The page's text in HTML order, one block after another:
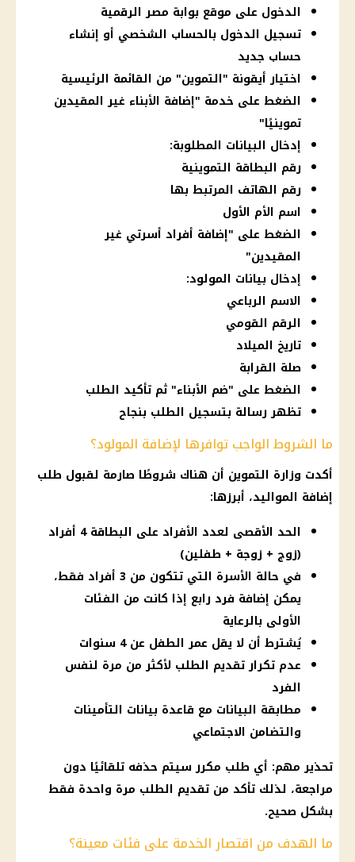
الدخول على موقع بوابة مصر الرقمية
تسجيل الدخول بالحساب الشخصي أو إنشاء
حساب جديد
اختيار أيقونة "التموين" من القائمة الرئيسية
الضغط على خدمة "إضافة الأبناء غير المقيدين
تموينيًا"
إدخال البيانات المطلوبة:
رقم البطاقة التموينية
رقم الهاتف المرتبط بها
اسم الأم الأول
الضغط على "إضافة أفراد أسرتي غير
المقيدين"
إدخال بيانات المولود:
الاسم الرباعي
الرقم القومي
تاريخ الميلاد
صلة القرابة
الضغط على "ضم الأبناء" ثم تأكيد الطلب
تظهر رسالة بتسجيل الطلب بنجاح
ما الشروط الواجب توافرها لإضافة المولود؟
أكدت وزارة التموين أن هناك شروطًا صارمة لقبول طلب
إضافة المواليد، أبرزها:
الحد الأقصى لعدد الأفراد على البطاقة 4 أفراد
(زوج + زوجة + طفلين)
في حالة الأسرة التي تتكون من 3 أفراد فقط،
يمكن إضافة فرد رابع إذا كانت من الفئات
الأولى بالرعاية
يُشترط أن لا يقل عمر الطفل عن 4 سنوات
عدم تكرار تقديم الطلب لأكثر من مرة لنفس
الفرد
مطابقة البيانات مع قاعدة بيانات التأمينات
والتضامن الاجتماعي
تحذير مهم: أي طلب مكرر سيتم حذفه تلقائيًا دون
مراجعة، لذلك تأكد من تقديم الطلب مرة واحدة فقط
بشكل صحيح.
ما الهدف من اقتصار الخدمة على فئات معينة؟